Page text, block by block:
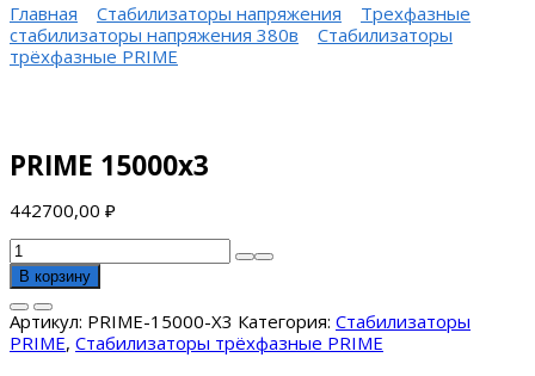
Главная Стабилизаторы напряжения
Трехфазные
стабилизаторы напряжения 380в
Стабилизаторы
трёхфазные PRIME
PRIME 15000х3
442700,00 ₽
Количество
товара
PRIME
15000х3
В корзину
Артикул: PRIME-15000-X3 Категория: Стабилизаторы
PRIME, Стабилизаторы трёхфазные PRIME